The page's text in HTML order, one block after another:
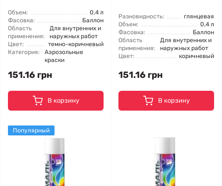
Объем:
0,4 л
Фасовка:
Баллон
Область
применения:
Для внутренних и
наружных работ
Цвет:
темно-коричневый
Категория:
Аэрозольные
краски
151.16 грн
В корзину
Разновидность:
глянцевая
Объем:
0,4 л
Фасовка:
Баллон
Область
применения:
Для внутренних и
наружных работ
Цвет:
коричневый
151.16 грн
В корзину
Популярный